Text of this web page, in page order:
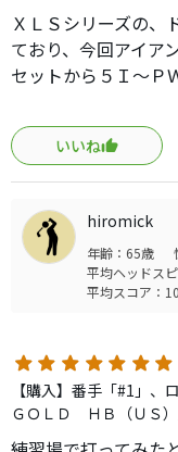
ライが良いと飛びす
からでも問題なく打
すいかな。
このころのクリー
ォーマンスは高か
い気がします。
これからゴルフを始
ＸＬＳシリーズの、
ており、今回アイア
セットから５Ｉ〜Ｐ
もう生産を過ぎて、
持てたＵＳモデルの
が、苦労した甲斐が
振ってへたる事の
フトのアイアンを
の５Ｗの間を埋めて
ただし、同シリーズ
ドで若干距離を落と
いいね
hiromick
年齢：65歳
平均ヘッドス
平均スコア：
【購入】番手「#1」
ＧＯＬＤ ＨＢ（ＵＳ）